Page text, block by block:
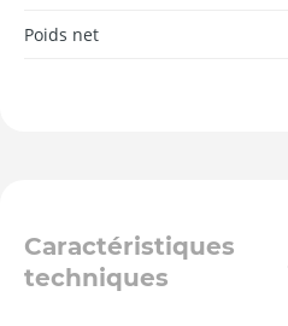
Poids net
Caractéristiques
techniques